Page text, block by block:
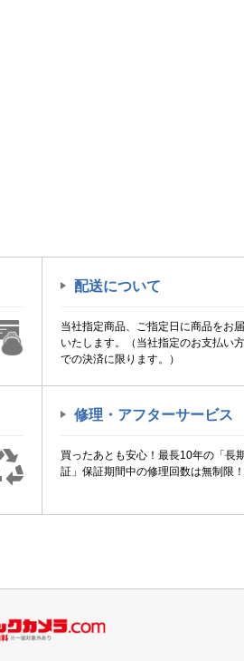
配送について
当社指定商品、ご指定日に商品をお
いたします。（当社指定のお支払い
での決済に限ります。）
修理・アフターサービス
買ったあとも安心！最長10年の「長
証」保証期間中の修理回数は無制限！